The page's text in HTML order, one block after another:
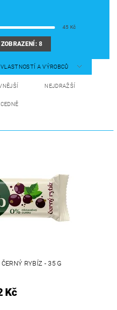
45 Kč
ZOBRAZENÍ:8
A VÝROBCŮ
NEJDRAŽŠÍ
RYBÍZ - 35 G
Kč